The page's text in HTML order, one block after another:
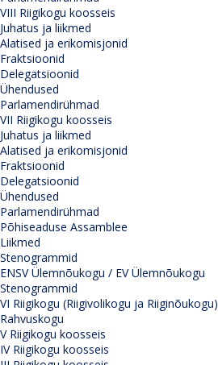
VIII Riigikogu koosseis
Juhatus ja liikmed
Alatised ja erikomisjonid
Fraktsioonid
Delegatsioonid
Ühendused
Parlamendirühmad
VII Riigikogu koosseis
Juhatus ja liikmed
Alatised ja erikomisjonid
Fraktsioonid
Delegatsioonid
Ühendused
Parlamendirühmad
Põhiseaduse Assamblee
Liikmed
Stenogrammid
ENSV Ülemnõukogu / EV Ülemnõukogu
Stenogrammid
VI Riigikogu (Riigivolikogu ja Riiginõukogu)
Rahvuskogu
V Riigikogu koosseis
IV Riigikogu koosseis